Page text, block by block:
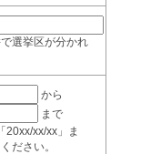
選挙区が分かれ
から
まで
xx/xx」ま
ださい。